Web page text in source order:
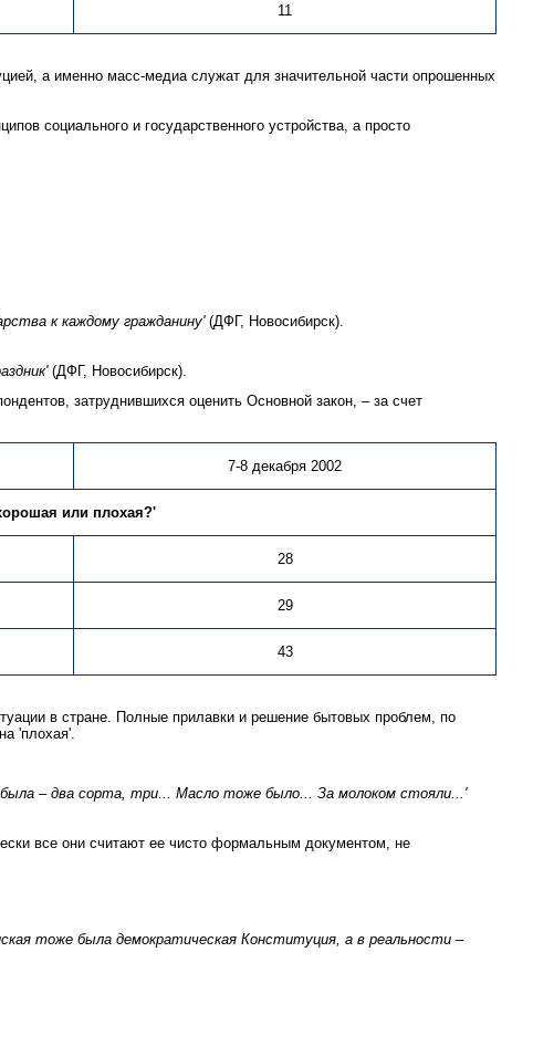
11
а именно масс-медиа служат для значительной части опрошенных
социального и государственного устройства, а просто
к каждому гражданину'(ДФГ, Новосибирск).
(ДФГ, Новосибирск).
затруднившихся оценить Основной закон, – за счет
7-8 декабря 2002
или плохая?'
28
29
43
в стране. Полные прилавки и решение бытовых проблем, по
'плохая'.
– два сорта, три... Масло тоже было... За молоком стояли...'
все они считают ее чисто формальным документом, не
тоже была демократическая Конституция, а в реальности –